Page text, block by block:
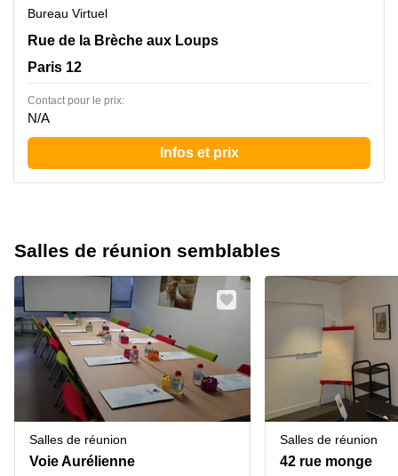
Bureau Virtuel
43 Rue de la Brèche aux Loups, Paris 12
Rue de la Brèche aux Loups
Paris 12
Contact pour le prix:
N/A
Infos et prix
Salles de réunion semblables
Salles de réunion
Voie Aurélienne
Salles de réunion
42 rue monge